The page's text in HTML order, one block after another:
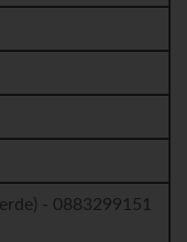
- 0883299151